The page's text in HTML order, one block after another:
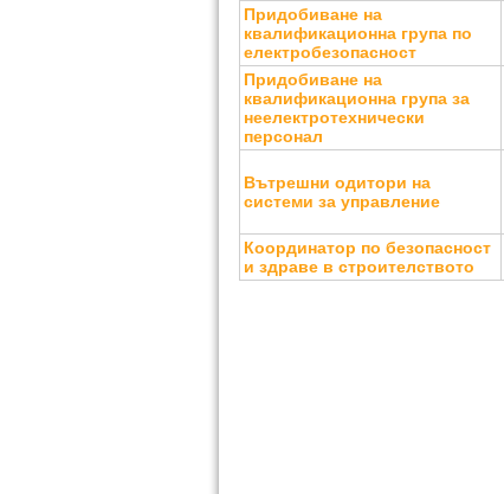
Придобиване на
квалификационна група по
електробезопасност
Придобиване на
квалификационна група за
неелектротехнически
персонал
Вътрешни одитори на
системи за управление
Координатор по безопасност
и здраве в строителството